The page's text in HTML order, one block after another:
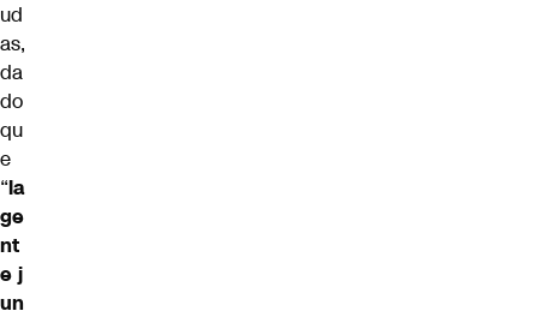
ud
as,
da
do
qu
e
“la
ge
nt
e j
un